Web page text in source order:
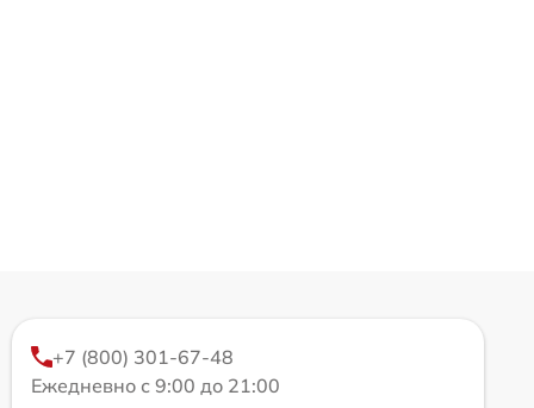
+7 (800) 301-67-48
Ежедневно с 9:00 до 21:00